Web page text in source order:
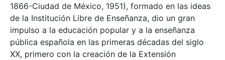
1866-Ciudad de México, 1951), formado en las ideas
de la Institución Libre de Enseñanza, dio un gran
impulso a la educación popular y a la enseñanza
pública española en las primeras décadas del siglo
XX, primero con la creación de la Extensión